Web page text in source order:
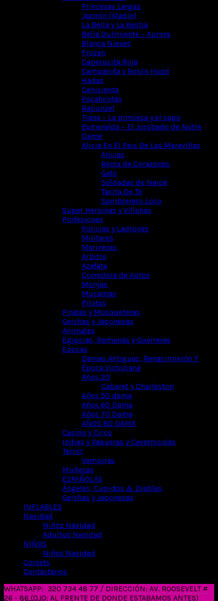
Princesas Largas
Jazmin (Aladin)
La Bella y La Bestia
Bella Durmiente – Aurora
Blanca Nieves
Frozen
Caperucita Roja
Campanita y Robin Hood
Hadas
Cenicienta
Pocahontas
Rapunzel
Tiana – La princesa y el sapo
Esmeralda – El Jorobado de Notre
Dame
Alicia En El Pais De Las Maravillas
Alicias
Reina de Corazones
Gato
Soldadas de Naipe
Tacita De Té
Sombrerero Loco
Super Heroinas y Villanas
Profesiones
Policias y Ladrones
Militares
Marineras
Arbitro
Azafata
Corredora de Autos
Monjas
Mucamas
Pilotos
Piratas y Mosqueteras
Geishas y Japonesas
Animales
Egipcias, Romanas y Guerreras
Epocas
Damas Antiguas, Renacimiento Y
Época Victoriana
Años 20
Cabaret y Charleston
Años 50 dama
Años 60 Dama
Años 70 Dama
AÑOS 80 DAMA
Casino y Circo
Indias y Vaqueras y Cavernicolas
Terror
Vampiras
Muñecas
ESPAÑOLAS
Ángeles, Cupidos & Diablas
Geishas y Japonesas
INFLABLES
Navidad
Niños Navidad
Adultos Navidad
NIÑOS
Niños Navidad
Corsets
Contáctenos
WHATSAPP: 320 734 48 77 / DIRECCIÓN: AV. ROOSEVELT #
26 - 86 (OJO: AL FRENTE DE DONDE ESTABAMOS ANTES)